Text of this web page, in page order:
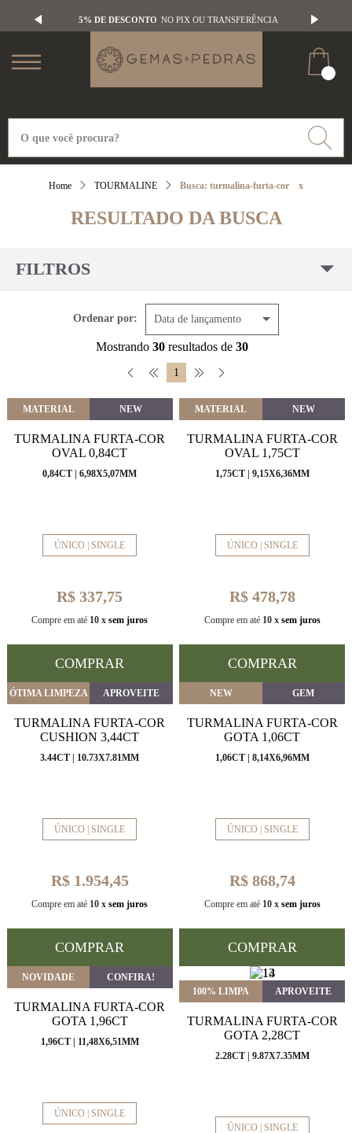
5% DE DESCONTO NO PIX OU TRANSFERÊNCIA
TOURMALINE Busca: turmalina-furta-cor x
RESULTADO DA BUSCA
FILTROS
1
Mostrando 30 resultados de 30
Ordenar por: Data de lançamento
MATERIAL NEW
TURMALINA FURTA-COR
OVAL 0,84CT
0,84CT | 6,98X5,07MM
ÚNICO | SINGLE
R$ 337,75
Compre em até 10 x sem juros
COMPRAR
MATERIAL NEW
TURMALINA FURTA-COR
OVAL 1,75CT
1,75CT | 9,15X6,36MM
ÚNICO | SINGLE
R$ 478,78
Compre em até 10 x sem juros
COMPRAR
ÓTIMA LIMPEZA APROVEITE
TURMALINA FURTA-COR
CUSHION 3,44CT
3.44CT | 10.73X7.81MM
ÚNICO | SINGLE
R$ 1.954,45
Compre em até 10 x sem juros
COMPRAR
NEW GEM
TURMALINA FURTA-COR
GOTA 1,06CT
1,06CT | 8,14X6,96MM
ÚNICO | SINGLE
R$ 868,74
Compre em até 10 x sem juros
COMPRAR
NOVIDADE CONFIRA!
TURMALINA FURTA-COR
GOTA 1,96CT
1,96CT | 11,48X6,51MM
ÚNICO | SINGLE
100% LIMPA APROVEITE
TURMALINA FURTA-COR
GOTA 2,28CT
2.28CT | 9.87X7.35MM
ÚNICO | SINGLE